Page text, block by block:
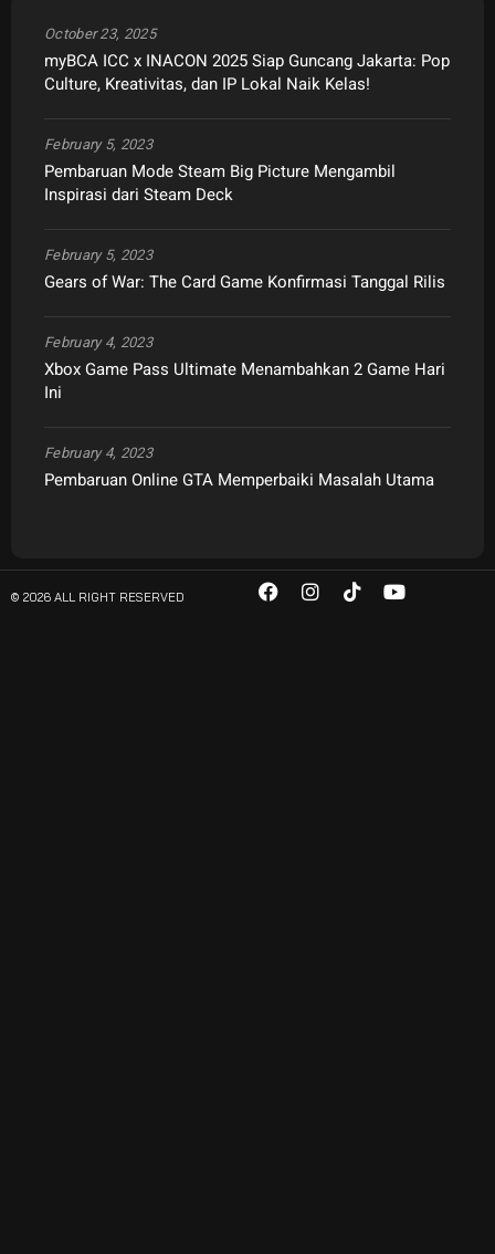
myBCA ICC x INACON 2025 Siap Guncang Jakarta: Pop
Culture, Kreativitas, dan IP Lokal Naik Kelas!
October 23, 2025
Pembaruan Mode Steam Big Picture Mengambil
Inspirasi dari Steam Deck
February 5, 2023
Gears of War: The Card Game Konfirmasi Tanggal Rilis
February 5, 2023
Xbox Game Pass Ultimate Menambahkan 2 Game Hari
Ini
February 4, 2023
Pembaruan Online GTA Memperbaiki Masalah Utama
February 4, 2023
© 2026 ALL RIGHT RESERVED